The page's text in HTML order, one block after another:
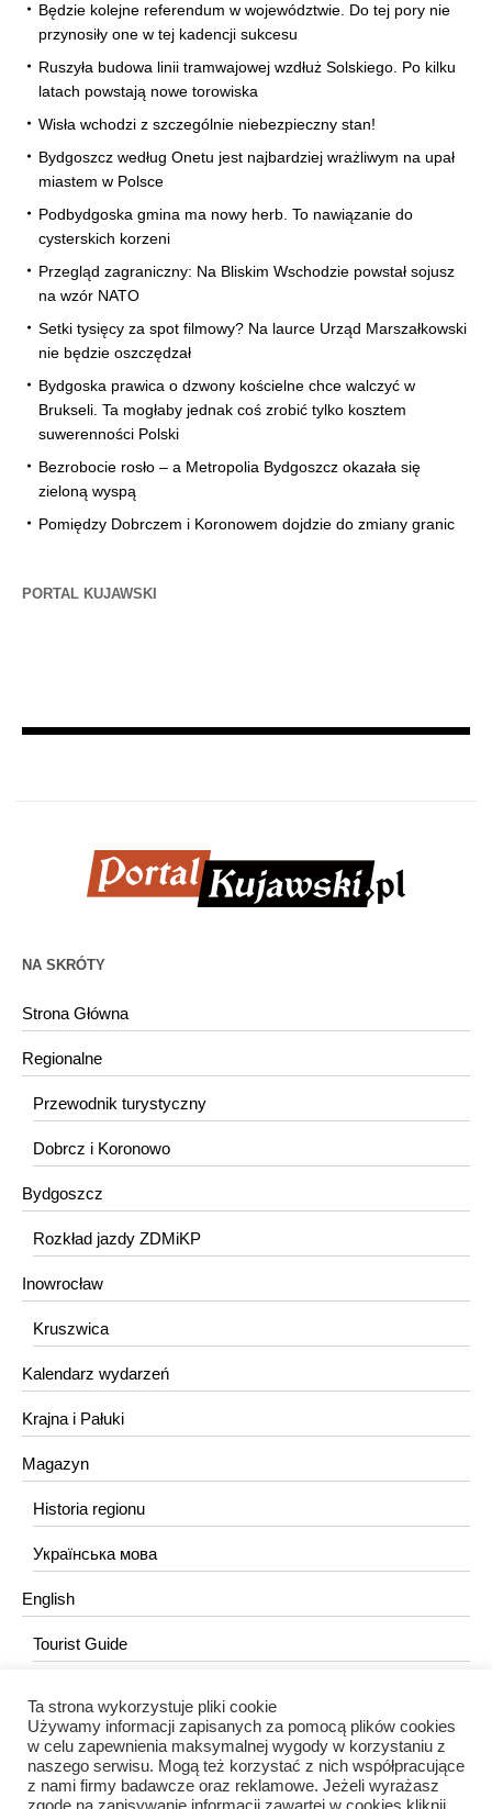
Będzie kolejne referendum w województwie. Do tej pory nie
przynosiły one w tej kadencji sukcesu
Ruszyła budowa linii tramwajowej wzdłuż Solskiego. Po kilku
latach powstają nowe torowiska
Wisła wchodzi z szczególnie niebezpieczny stan!
Bydgoszcz według Onetu jest najbardziej wrażliwym na upał
miastem w Polsce
Podbydgoska gmina ma nowy herb. To nawiązanie do
cysterskich korzeni
Przegląd zagraniczny: Na Bliskim Wschodzie powstał sojusz
na wzór NATO
Setki tysięcy za spot filmowy? Na laurce Urząd Marszałkowski
nie będzie oszczędzał
Bydgoska prawica o dzwony kościelne chce walczyć w
Brukseli. Ta mogłaby jednak coś zrobić tylko kosztem
suwerenności Polski
Bezrobocie rosło – a Metropolia Bydgoszcz okazała się
zieloną wyspą
Pomiędzy Dobrczem i Koronowem dojdzie do zmiany granic
PORTAL KUJAWSKI
NA SKRÓTY
Strona Główna
Regionalne
Przewodnik turystyczny
Dobrcz i Koronowo
Bydgoszcz
Rozkład jazdy ZDMiKP
Inowrocław
Kruszwica
Kalendarz wydarzeń
Krajna i Pałuki
Magazyn
Historia regionu
Українська мова
English
Tourist Guide
KONTAKT
redakcja@portalkujawski.pl
Ta strona wykorzystuje pliki cookie
Używamy informacji zapisanych za pomocą plików cookies
w celu zapewnienia maksymalnej wygody w korzystaniu z
naszego serwisu. Mogą też korzystać z nich współpracujące
z nami firmy badawcze oraz reklamowe. Jeżeli wyrażasz